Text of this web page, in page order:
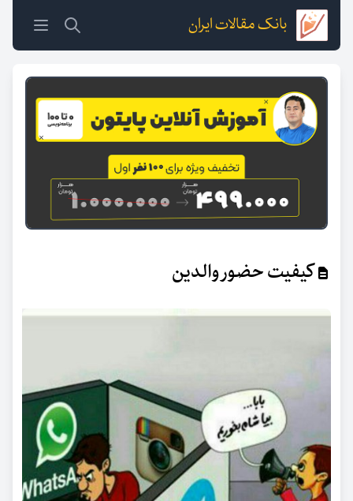
بانک مقالات ایران
کیفیت حضور والدین